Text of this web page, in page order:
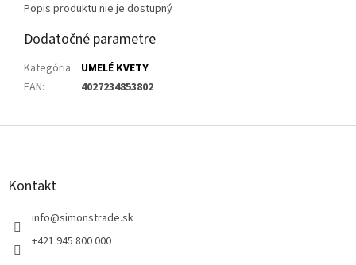
Popis produktu nie je dostupný
Dodatočné parametre
Kategória: UMELÉ KVETY
EAN: 4027234853802
Z
Kontakt
info@simonstrade.sk
+421 945 800 000